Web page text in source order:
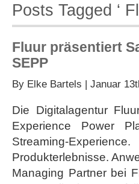
Posts Tagged ‘
Fluur präsentiert
SEPP
By Elke Bartels | Januar
Die Digitalagentur
Experience Power
Streaming-
Produkterlebnisse.
Managing Partner bei